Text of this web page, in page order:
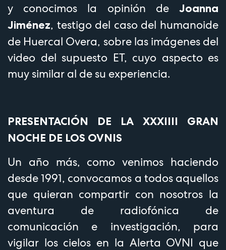
y conocimos la opinión de Joanna
Jiménez, testigo del caso del humanoide
de Huercal Overa, sobre las imágenes del
video del supuesto ET, cuyo aspecto es
muy similar al de su experiencia.
PRESENTACIÓN DE LA XXXIIII GRAN
NOCHE DE LOS OVNIS
Un año más, como venimos haciendo
desde 1991, convocamos a todos aquellos
que quieran compartir con nosotros la
aventura de radiofónica de
comunicación e investigación, para
vigilar los cielos en la Alerta OVNI que